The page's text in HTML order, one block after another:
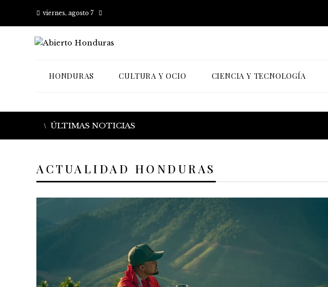
viernes, agosto 7
HONDURAS CULTURA Y OCIO CIENCIA Y TECNOLOGÍA
ÚLTIMAS NOTICIAS
ACTUALIDAD HONDURAS